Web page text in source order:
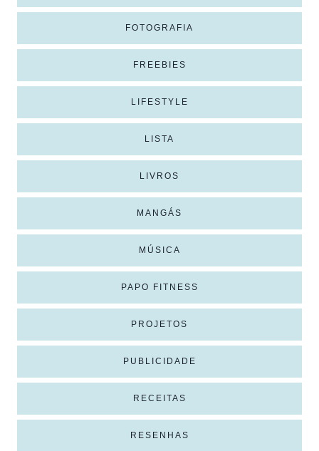
FOTOGRAFIA
FREEBIES
LIFESTYLE
LISTA
LIVROS
MANGÁS
MÚSICA
PAPO FITNESS
PROJETOS
PUBLICIDADE
RECEITAS
RESENHAS